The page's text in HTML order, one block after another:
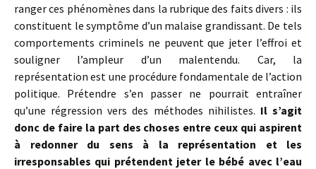
ranger ces phénomènes dans la rubrique des faits divers : ils
constituent le symptôme d’un malaise grandissant. De tels
comportements criminels ne peuvent que jeter l’effroi et
souligner l’ampleur d’un malentendu. Car, la
représentation est une procédure fondamentale de l’action
politique. Prétendre s’en passer ne pourrait entraîner
qu’une régression vers des méthodes nihilistes. Il s’agit
donc de faire la part des choses entre ceux qui aspirent
à redonner du sens à la représentation et les
irresponsables qui prétendent jeter le bébé avec l’eau